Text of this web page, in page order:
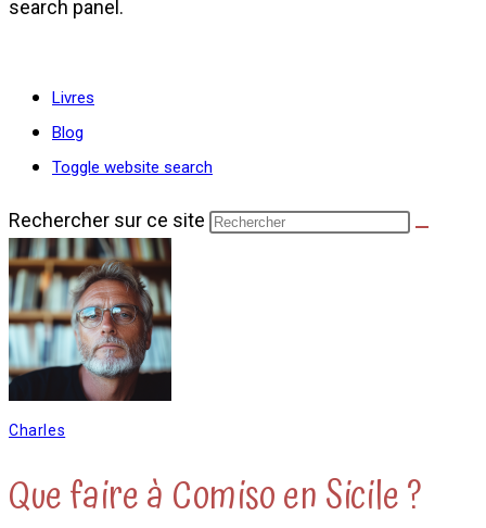
search panel.
Livres
Blog
Toggle website search
Rechercher sur ce site
Charles
Que faire à Comiso en Sicile ?